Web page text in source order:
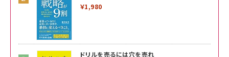
￥1,980
ドリルを売るには穴を売れ